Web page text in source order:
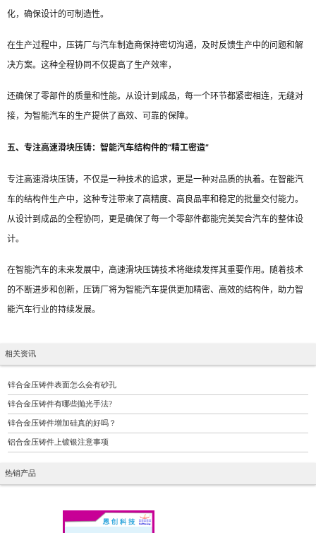
化，确保设计的可制造性。
在生产过程中，压铸厂与汽车制造商保持密切沟通，及时反馈生产中的问题和解
决方案。这种全程协同不仅提高了生产效率，
还确保了零部件的质量和性能。从设计到成品，每一个环节都紧密相连，无缝对
接，为智能汽车的生产提供了高效、可靠的保障。
五、专注高速滑块压铸：智能汽车结构件的“精工密造”
专注高速滑块压铸，不仅是一种技术的追求，更是一种对品质的执着。在智能汽
车的结构件生产中，这种专注带来了高精度、高良品率和稳定的批量交付能力。
从设计到成品的全程协同，更是确保了每一个零部件都能完美契合汽车的整体设
计。
在智能汽车的未来发展中，高速滑块压铸技术将继续发挥其重要作用。随着技术
的不断进步和创新，压铸厂将为智能汽车提供更加精密、高效的结构件，助力智
能汽车行业的持续发展。
相关资讯
锌合金压铸件表面怎么会有砂孔
锌合金压铸件有哪些抛光手法?
锌合金压铸件增加硅真的好吗？
铝合金压铸件上镀银注意事项
热销产品